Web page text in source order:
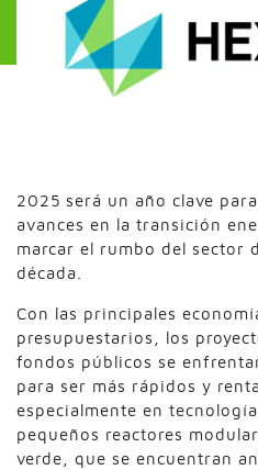
2025 será un año clave
avances en la transición
marcar el rumbo del sector
década.
Con las principales
presupuestarios, los
fondos públicos se
para ser más rápidos y
especialmente en
pequeños reactores
verde, que se encuentran